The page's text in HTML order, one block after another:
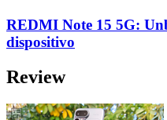
REDMI Note 15 5G:
dispositivo
Review